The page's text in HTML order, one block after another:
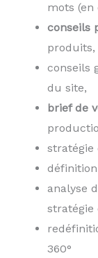
mots (en
conseils
produits,
conseils
du site,
brief de
stratégie
analyse
stratégie
360°